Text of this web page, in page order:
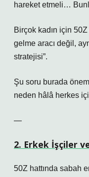
hareket etmeli…
Birçok kadın için
gelme aracı değil,
stratejisi”.
Şu soru burada
neden hâlâ herkes
—
2. Erkek İşçiler ve
50Z hattında sabah